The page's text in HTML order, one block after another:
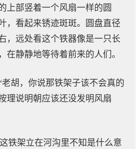
上部竖着一个风扇一样的圆
，看起来锈迹斑斑。圆盘直径
，远处看这个铁器像是一只长
在静静地等待着前来的人们。
胡，你说那铁架子该不会真的
理说明朝应该还没发明风扇
铁架立在河沟里不知是什么意